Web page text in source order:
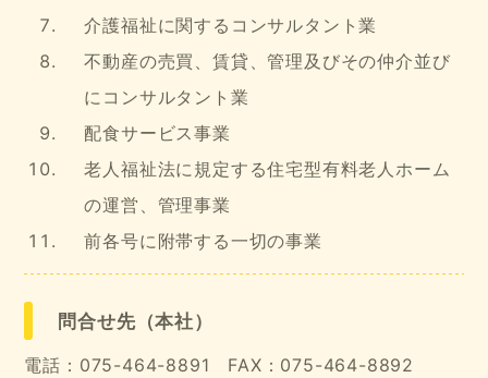
介護福祉に関するコンサルタント業
不動産の売買、賃貸、管理及びその仲介並び
にコンサルタント業
配食サービス事業
老人福祉法に規定する住宅型有料老人ホーム
の運営、管理事業
前各号に附帯する一切の事業
問合せ先（本社）
電話：075-464-8891 FAX：075-464-8892